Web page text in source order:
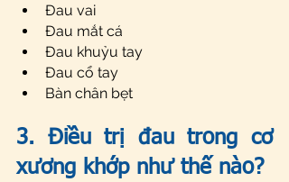
Đau vai
Đau mắt cá
Đau khuỷu tay
Đau cổ tay
Bàn chân bẹt
3. Điều trị đau trong cơ
xương khớp như thế nào?